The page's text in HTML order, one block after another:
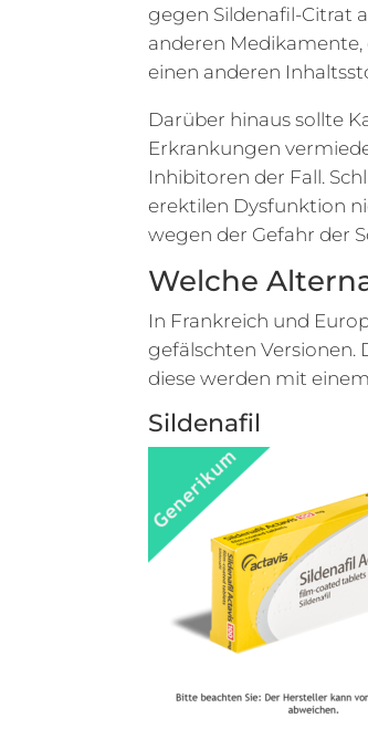
gegen Sildenafil-Citrat
anderen Medikamente,
einen anderen
Darüber hinaus sollte
Erkrankungen
Inhibitoren der Fall.
erektilen Dysfunktion
wegen der Gefahr der
Welche
In Frankreich und
gefälschten Versionen.
diese werden mit
Sildenafil